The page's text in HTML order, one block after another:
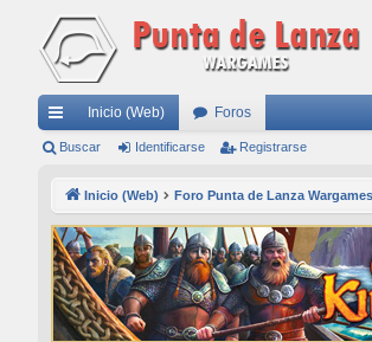
nl
rá
pi
do
Inicio (Web) Foros
Buscar Identificarse Registrarse
Inicio (Web) Foro Punta de Lanza Wargames